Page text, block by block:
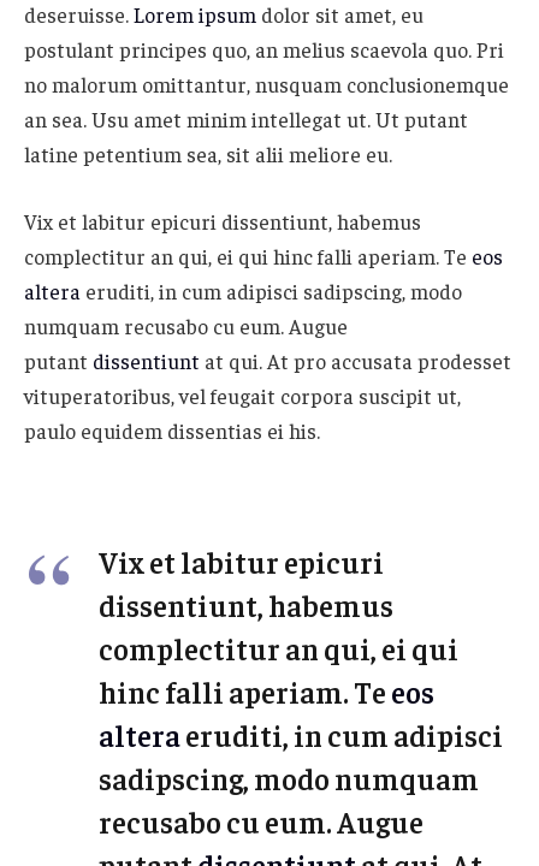
deseruisse.Lorem ipsum dolor sit amet, eu
postulant principes quo, an melius scaevola quo. Pri
no malorum omittantur, nusquam conclusionemque
an sea. Usu amet minim intellegat ut. Ut putant
latine petentium sea, sit alii meliore eu.
Vix et labitur epicuri dissentiunt, habemus
complectitur an qui, ei qui hinc falli aperiam. Te eos
altera eruditi, in cum adipisci sadipscing, modo
numquam recusabo cu eum. Augue
putant dissentiunt at qui. At pro accusata prodesset
vituperatoribus, vel feugait corpora suscipit ut,
paulo equidem dissentias ei his.
Vix et labitur epicuri
dissentiunt, habemus
complectitur an qui, ei qui
hinc falli aperiam. Teeos
alteraeruditi, in cum adipisci
sadipscing, modo numquam
recusabo cu eum. Augue